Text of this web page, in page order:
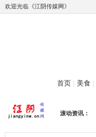
欢迎光临《江阴传媒网》
首页 | 美食 |
滚动资讯：